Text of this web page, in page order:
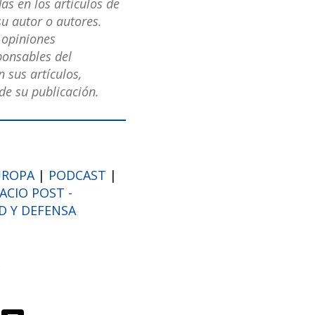
en los artículos de
autor o autores.
del
sus artículos,
su publicación.
| PODCAST |
POST -
Y DEFENSA